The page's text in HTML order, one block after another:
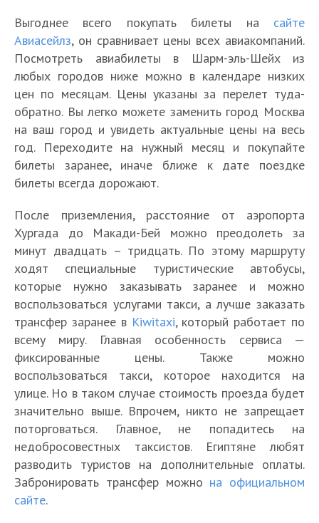
Выгоднее всего покупать билеты на сайте
Авиасейлз, он сравнивает цены всех авиакомпаний.
Посмотреть авиабилеты в Шарм-эль-Шейх из
любых городов ниже можно в календаре низких
цен по месяцам. Цены указаны за перелет туда-
обратно. Вы легко можете заменить город Москва
на ваш город и увидеть актуальные цены на весь
год. Переходите на нужный месяц и покупайте
билеты заранее, иначе ближе к дате поездке
билеты всегда дорожают.
После приземления, расстояние от аэропорта
Хургада до Макади-Бей можно преодолеть за
минут двадцать – тридцать. По этому маршруту
ходят специальные туристические автобусы,
которые нужно заказывать заранее и можно
воспользоваться услугами такси, а лучше заказать
трансфер заранее в Kiwitaxi, который работает по
всему миру. Главная особенность сервиса —
фиксированные цены. Также можно
воспользоваться такси, которое находится на
улице. Но в таком случае стоимость проезда будет
значительно выше. Впрочем, никто не запрещает
поторговаться. Главное, не попадитесь на
недобросовестных таксистов. Египтяне любят
разводить туристов на дополнительные оплаты.
Забронировать трансфер можно на официальном
сайте.